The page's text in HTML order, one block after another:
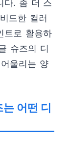
다. 좀 더 스
드한 컬러
트로 활용하
슈즈의 디
울리는 양
어떤 디